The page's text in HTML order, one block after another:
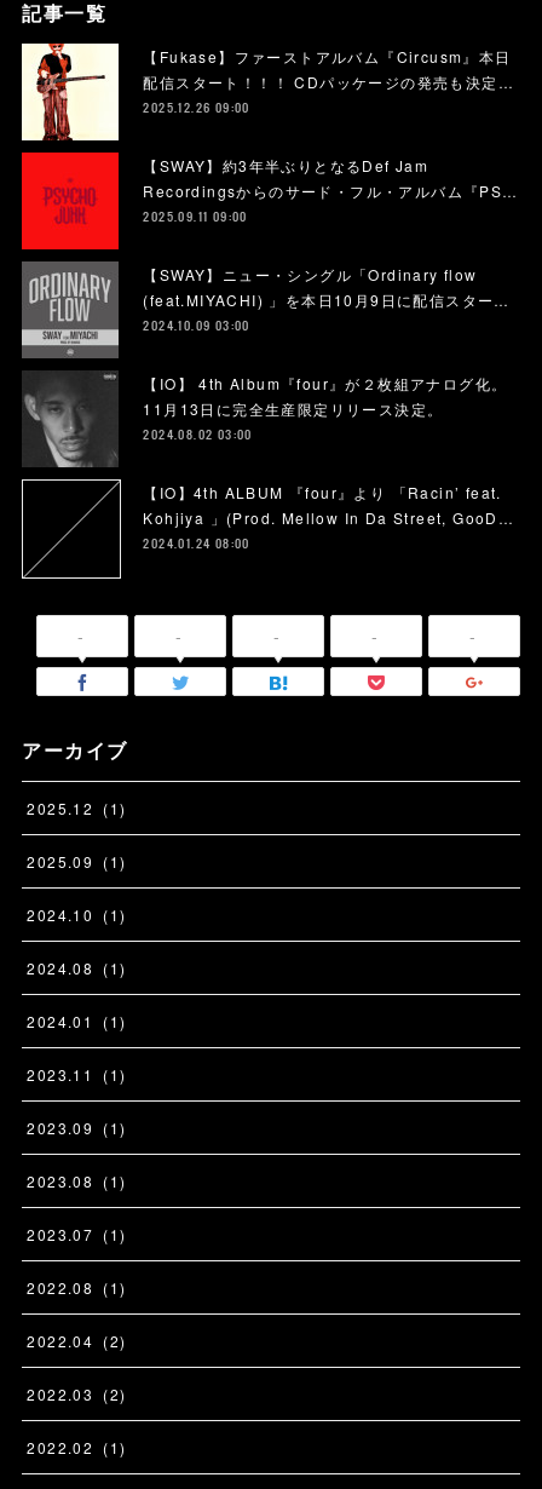
記事一覧
【Fukase】ファーストアルバム『Circusm』本日
配信スタート！！！ CDパッケージの発売も決定…
2025.12.26 09:00
【SWAY】約3年半ぶりとなるDef Jam
Recordingsからのサード・フル・アルバム『PS…
2025.09.11 09:00
【SWAY】ニュー・シングル「Ordinary flow
(feat.MIYACHI) 」を本日10月9日に配信スター…
2024.10.09 03:00
【IO】 4th Album『four』が２枚組アナログ化。
11月13日に完全生産限定リリース決定。
2024.08.02 03:00
【IO】4th ALBUM 『four』より 「Racin’ feat.
Kohjiya 」(Prod. Mellow In Da Street, GooD…
2024.01.24 08:00
- - - - -
アーカイブ
2025.12 (1)
2025.09 (1)
2024.10 (1)
2024.08 (1)
2024.01 (1)
2023.11 (1)
2023.09 (1)
2023.08 (1)
2023.07 (1)
2022.08 (1)
2022.04 (2)
2022.03 (2)
2022.02 (1)